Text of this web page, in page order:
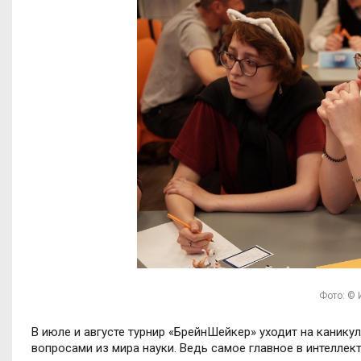
Фото: ©
В июле и августе турнир «БрейнШейкер» уходит на
вопросами из мира науки. Ведь самое главное в